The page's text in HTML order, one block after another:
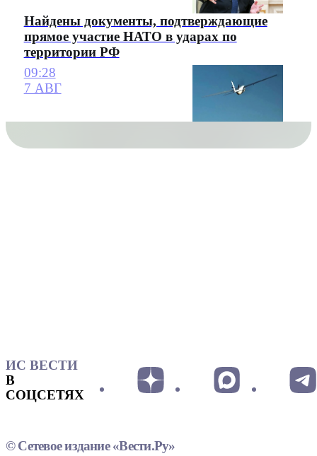
Найдены документы, подтверждающие
прямое участие НАТО в ударах по
территории РФ
09:28
7 АВГ
ИС ВЕСТИ
В
СОЦСЕТЯХ
© Сетевое издание «Вести.Ру»